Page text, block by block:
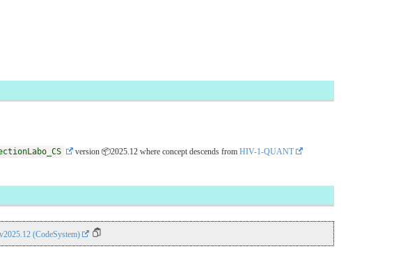
version 📦2025.12 where concept descends from HIV-1-QUANT
(CodeSystem)